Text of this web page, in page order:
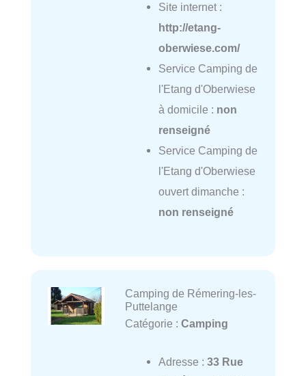
Site internet :
http://etang-
oberwiese.com/
Service Camping de
l'Etang d'Oberwiese
à domicile : non
renseigné
Service Camping de
l'Etang d'Oberwiese
ouvert dimanche :
non renseigné
Camping de Rémering-les-
Puttelange
Catégorie : Camping
Adresse : 33 Rue